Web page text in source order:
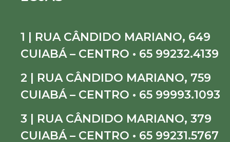
1 | RUA CÂNDIDO MARIANO, 649
CUIABÁ – CENTRO • 65 99232.4139
2 | RUA CÂNDIDO MARIANO, 759
CUIABÁ – CENTRO • 65 99993.1093
3 | RUA CÂNDIDO MARIANO, 379
CUIABÁ – CENTRO • 65 99231.5767